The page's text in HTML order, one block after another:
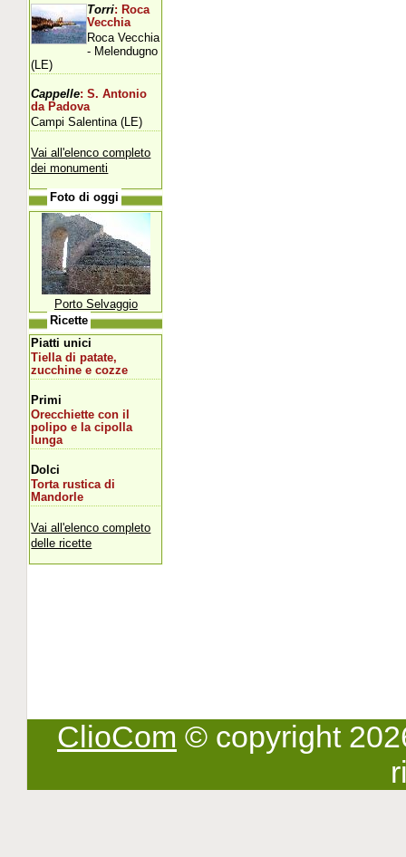
Torri: Roca
Vecchia
Roca Vecchia
- Melendugno
(LE)
Cappelle: S. Antonio
da Padova
Campi Salentina (LE)
Vai all'elenco completo
dei monumenti
Foto di oggi
Porto Selvaggio
Ricette
Piatti unici
Tiella di patate,
zucchine e cozze
Primi
Orecchiette con il
polipo e la cipolla
lunga
Dolci
Torta rustica di
Mandorle
Vai all'elenco completo
delle ricette
ClioCom © copyright